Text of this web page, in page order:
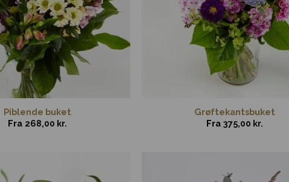
Piblende buket
Fra 268,00 kr.
Grøftekantsbuket
Fra 375,00 kr.